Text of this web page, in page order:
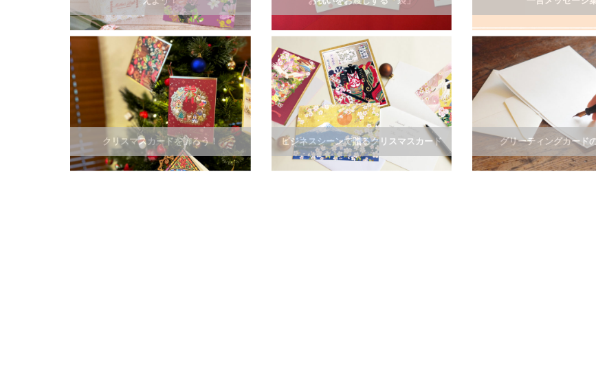
クリスマスカードを飾ろう！ ビジネスシーンで贈るクリスマスカード グリーティングカード